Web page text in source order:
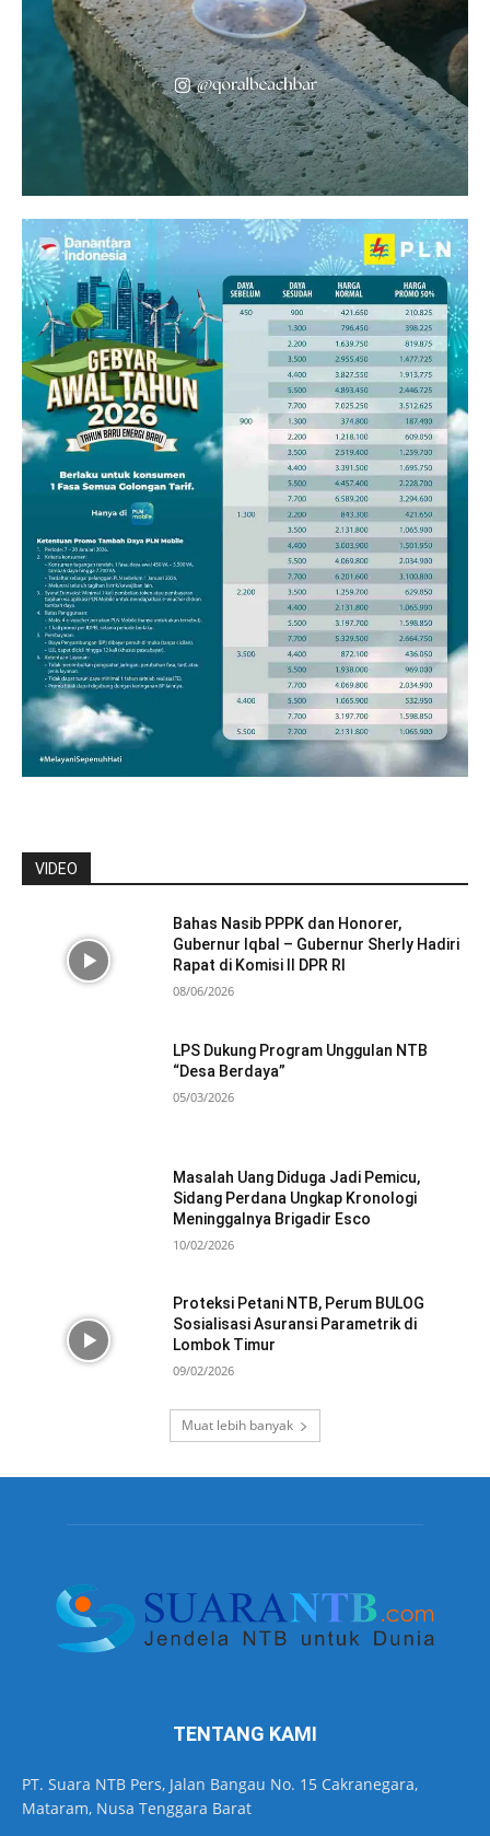
VIDEO
Bahas Nasib PPPK dan Honorer,
Gubernur Iqbal – Gubernur Sherly Hadiri
Rapat di Komisi II DPR RI
08/06/2026
LPS Dukung Program Unggulan NTB
“Desa Berdaya”
05/03/2026
Masalah Uang Diduga Jadi Pemicu,
Sidang Perdana Ungkap Kronologi
Meninggalnya Brigadir Esco
10/02/2026
Proteksi Petani NTB, Perum BULOG
Sosialisasi Asuransi Parametrik di
Lombok Timur
09/02/2026
Muat lebih banyak
TENTANG KAMI
PT. Suara NTB Pers, Jalan Bangau No. 15 Cakranegara,
Mataram, Nusa Tenggara Barat